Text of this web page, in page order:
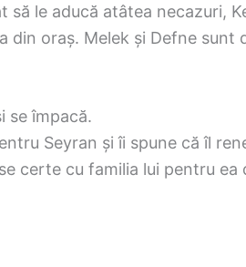
să le aducă atâtea necazuri,
din oraș. Melek și Defne sunt
se împacă.
Seyran și îi spune că îl
certe cu familia lui pentru ea